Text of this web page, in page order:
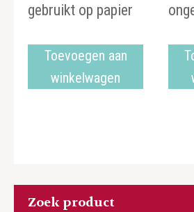
gebruikt op papier
Toevoegen aan
winkelwagen
Zoek product